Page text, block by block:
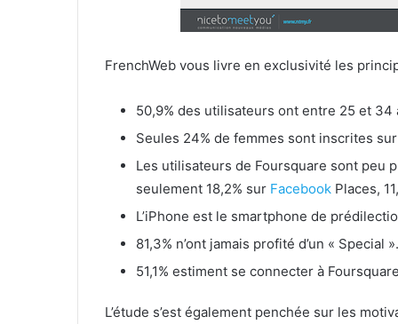
FrenchWeb vous livre en exclusivité les
50,9% des utilisateurs ont entre 25 et 34
Seules 24% de femmes sont inscrites
Les utilisateurs de Foursquare sont peu
seulement 18,2% sur Facebook Places,
L’iPhone est le smartphone de
81,3% n’ont jamais profité d’un « Special ».
51,1% estiment se connecter à
L’étude s’est également penchée sur les